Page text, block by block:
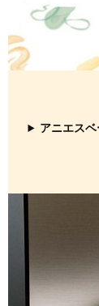
アニエス